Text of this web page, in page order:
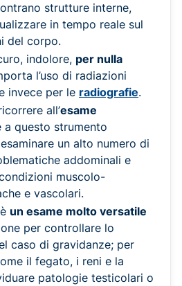
strutture interne,
in tempo reale sul
del corpo.
indolore, per nulla
l’uso di radiazioni
invece per le radiografie.
all’esame
a questo strumento
un alto numero di
addominali e
muscolo-
e vascolari.
un esame molto versatile
per controllare lo
caso di gravidanze; per
il fegato, i reni e la
patologie testicolari o